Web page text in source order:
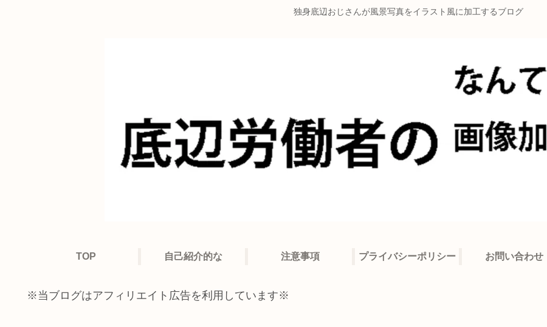
独身底辺おじさんが風景写真をイラスト風に加工するブログ
TOP 自己紹介的な 注意事項 プライバシーポリシー お問い合わせ
※当ブログはアフィリエイト広告を利用しています※